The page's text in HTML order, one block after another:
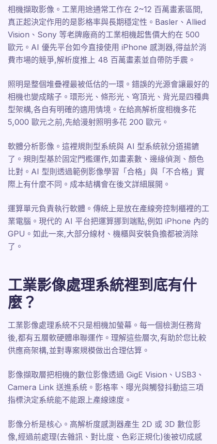
相機擷取影像。工業用途通常工作在 2~12 百萬畫素區間,
真正起決定作用的是影格率與長期穩定性。Basler、Allied
Vision、Sony 等老牌廠商的工業相機起售價大約在 500
歐元。AI 優先平台如今直接使用 iPhone 感測器,得益於消
費市場的競爭,解析度推上 48 百萬畫素並自帶防手震。
照明是整個堆疊裡最被低估的一環。錯誤的光源會讓最好的
相機也變成瞎子。環形光、條形光、穹頂光、背光是四種典
型架構,各自有明確的適用情境。在給高解析度相機多花
5,000 歐元之前,先給漫射照明多花 200 歐元。
軟體分析影像。這裡規則型系統與 AI 型系統就分道揚鑣
了。規則型基於固定門檻運作,如畫素數、邊緣偵測、顏色
比對。AI 型則透過範例影像學習「合格」與「不合格」實
際上有什麼不同。成本結構會在後文詳細展開。
運算單元負責執行軟體。傳統上是放在產線旁控制櫃裡的工
業電腦。現代的 AI 平台把運算挪到端點,例如 iPhone 內的
GPU。如此一來,大部分線材、機櫃與安裝負擔都被消除
了。
工業影像處理系統裡到底有什
麼？
工業影像處理系統不只是相機加螢幕。每一個檢測任務背
後,都有五層軟硬體串聯運作。理解這些層次,有助於您比較
供應商架構,並對專案規模做出合理估算。
影像擷取層把相機的數位影像透過 GigE Vision、USB3、
Camera Link 送進系統。影格率、曝光與觸發抖動這三項
指標決定系統能不能跟上產線速度。
影像分析是核心。高解析度感測器產生 2D 或 3D 數位影
像,經過前處理(去雜訊、對比度、色彩正規化)後被切成感